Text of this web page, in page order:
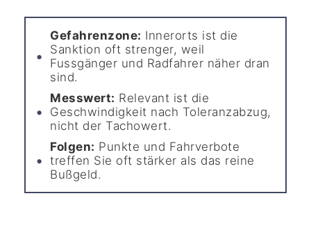
Gefahrenzone: Innerorts ist die
Sanktion oft strenger, weil
Fussgänger und Radfahrer näher dran
sind.
Messwert: Relevant ist die
Geschwindigkeit nach Toleranzabzug,
nicht der Tachowert.
Folgen: Punkte und Fahrverbote
treffen Sie oft stärker als das reine
Bußgeld.